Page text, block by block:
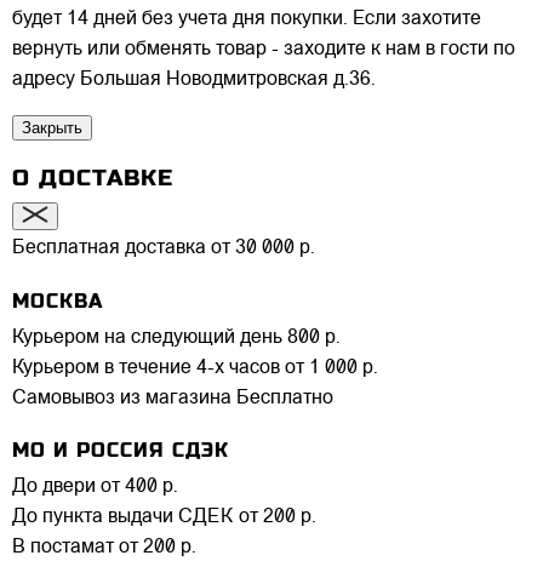
будет 14 дней без учета дня покупки. Если захотите
вернуть или обменять товар - заходите к нам в гости по
адресу Большая Новодмитровская д.36.
Закрыть
О ДОСТАВКЕ
Бесплатная доставка от 30 000 р.
МОСКВА
Курьером на следующий день 800 р.
Курьером в течение 4-х часов от 1 000 р.
Самовывоз из магазина Бесплатно
МО И РОССИЯ СДЭК
До двери от 400 р.
До пункта выдачи СДЕК от 200 р.
В постамат от 200 р.